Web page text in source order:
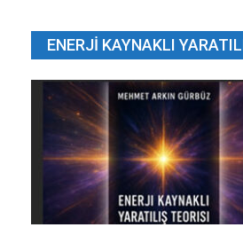
ENERJI KAYNAKLI